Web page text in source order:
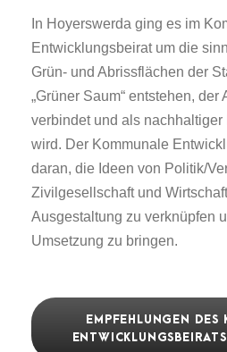
In Hoyerswerda ging es im
Entwicklungsbeirat um die
Grün- und Abrissflächen der
„Grüner Saum“ entstehen, der
verbindet und als
wird. Der Kommunale
daran, die Ideen von Politik/
Zivilgesellschaft und
Ausgestaltung zu verknüpfen
Umsetzung zu bringen.
EMPFEHLUNGEN DES